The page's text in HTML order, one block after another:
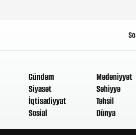
Gündəm
Siyasət
İqtisadiyyat
Sosial
Mədəniyyət
Səhiyyə
Təhsil
Dünya